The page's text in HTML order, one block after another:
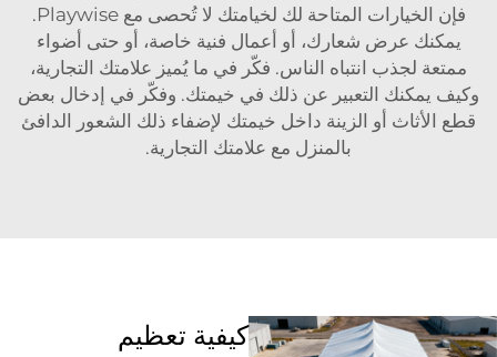
فإن الخيارات المتاحة لك لخيامتك لا تُحصى مع Playwise.
يمكنك عرض شعارك، أو أعمال فنية خاصة، أو حتى أضواء
ممتعة لجذب انتباه الناس. فكّر في ما يُميز علامتك التجارية،
وكيف يمكنك التعبير عن ذلك في خيمتك. وفكّر في إدخال بعض
قطع الأثاث أو الزينة داخل خيمتك لإضفاء ذلك الشعور الدافئ
بالمنزل مع علامتك التجارية.
كيفية تعظيم